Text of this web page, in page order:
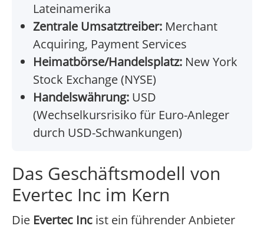
Lateinamerika
Zentrale Umsatztreiber: Merchant
Acquiring, Payment Services
Heimatbörse/Handelsplatz: New York
Stock Exchange (NYSE)
Handelswährung: USD
(Wechselkursrisiko für Euro-Anleger
durch USD-Schwankungen)
Das Geschäftsmodell von
Evertec Inc im Kern
Die Evertec Inc ist ein führender Anbieter